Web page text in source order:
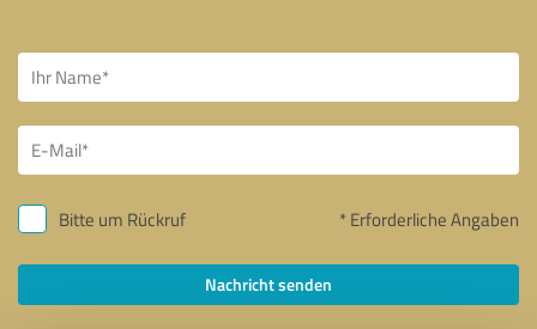
Bitte um Rückruf * Erforderliche Angaben
Nachricht senden